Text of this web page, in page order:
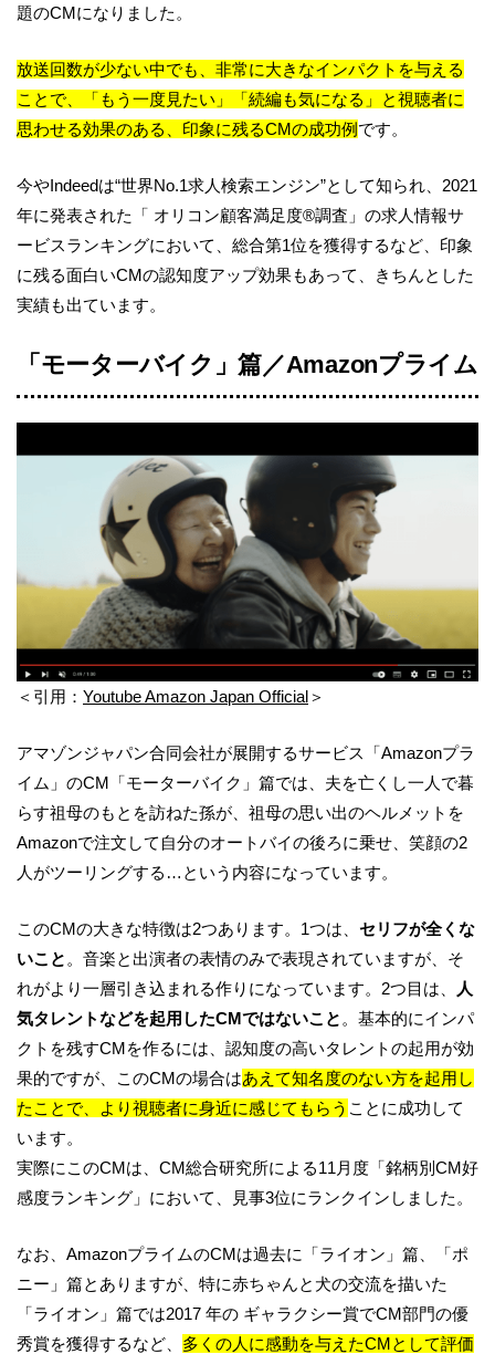
題のCMになりました。
放送回数が少ない中でも、非常に大きなインパクトを与える
ことで、「もう一度見たい」「続編も気になる」と視聴者に
思わせる効果のある、印象に残るCMの成功例です。
今やIndeedは“世界No.1求人検索エンジン”として知られ、2021
年に発表された「 オリコン顧客満足度®調査」の求人情報サ
ービスランキングにおいて、総合第1位を獲得するなど、印象
に残る面白いCMの認知度アップ効果もあって、きちんとした
実績も出ています。
「モーターバイク」篇／Amazonプライム
＜引用： Youtube Amazon Japan Official＞
アマゾンジャパン合同会社が展開するサービス「Amazonプラ
イム」のCM「モーターバイク」篇では、夫を亡くし一人で暮
らす祖母のもとを訪ねた孫が、祖母の思い出のヘルメットを
Amazonで注文して自分のオートバイの後ろに乗せ、笑顔の2
人がツーリングする…という内容になっています。
このCMの大きな特徴は2つあります。1つは、 セリフが全くな
いこと 。音楽と出演者の表情のみで表現されていますが、そ
れがより一層引き込まれる作りになっています。2つ目は、
人
気タレントなどを起用したCMではないこと 。基本的にインパ
クトを残すCMを作るには、認知度の高いタレントの起用が効
果的ですが、このCMの場合はあえて知名度のない方を起用し
たことで、より視聴者に身近に感じてもらう ことに成功して
います。
実際にこのCMは、CM総合研究所による11月度「銘柄別CM好
感度ランキング」において、見事3位にランクインしました。
なお、AmazonプライムのCMは過去に「ライオン」篇、「ポ
ニー」篇とありますが、特に赤ちゃんと犬の交流を描いた
「ライオン」篇では2017 年の ギャラクシー賞でCM部門の優
秀賞を獲得するなど、 多くの人に感動を与えたCMとして評価